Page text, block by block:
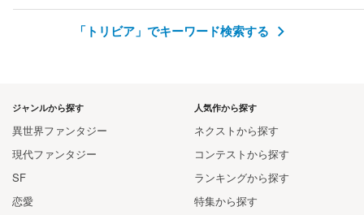
「トリビア」でキーワード検索する
人気作から探す
ネクストから探す
コンテストから探す
ランキングから探す
特集から探す
ジャンルから探す
異世界ファンタジー
現代ファンタジー
SF
恋愛